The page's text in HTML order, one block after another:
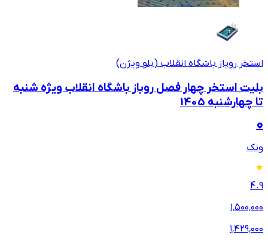
استخر روباز باشگاه انقلاب (بلو ویژن)
بلیت استخر چهار فصل روباز باشگاه انقلاب ویژه شنبه
تا چهارشنبه 1405
ونک
4.9
۱٬۵۰۰٬۰۰۰
۱٬۴۲۹٬۰۰۰